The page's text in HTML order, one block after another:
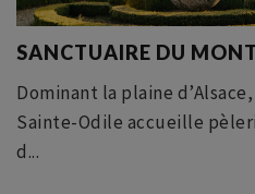
SANCTUAIRE DU
Dominant la plaine
Sainte-Odile accueille
d...